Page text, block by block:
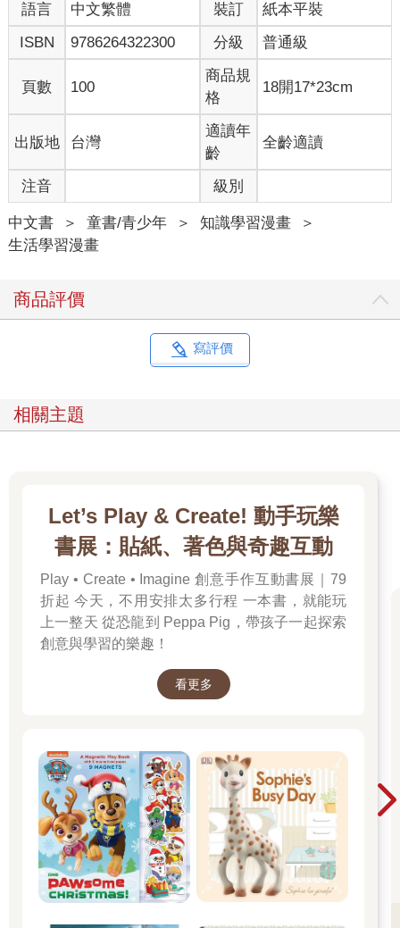
語言 中文繁體 裝訂
紙本平裝
ISBN
9786264322300 分級 普通級
頁數 100
商品規
格
18開17*23cm
出版地 台灣
適讀年
齡
全齡適讀
注音 級別
中文書 ＞ 童書/青少年 ＞ 知識學習漫畫
＞
生活學習漫畫
商品評價
寫評價
相關主題
Let’s Play & Create! 動手玩樂
書展：貼紙、著色與奇趣互動
Play • Create • Imagine 創意手作互動書展｜79
折起 今天，不用安排太多行程 一本書，就能玩
上一整天 從恐龍到 Peppa Pig，帶孩子一起探索
創意與學習的樂趣！
看更多